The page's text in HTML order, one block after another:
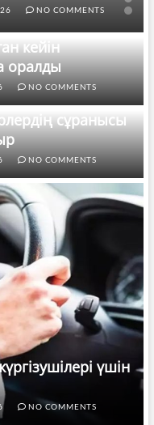
NO COMMENTS
кейін
оралды
NO COMMENTS
сұранысы
NO COMMENTS
үшін
NO COMMENTS